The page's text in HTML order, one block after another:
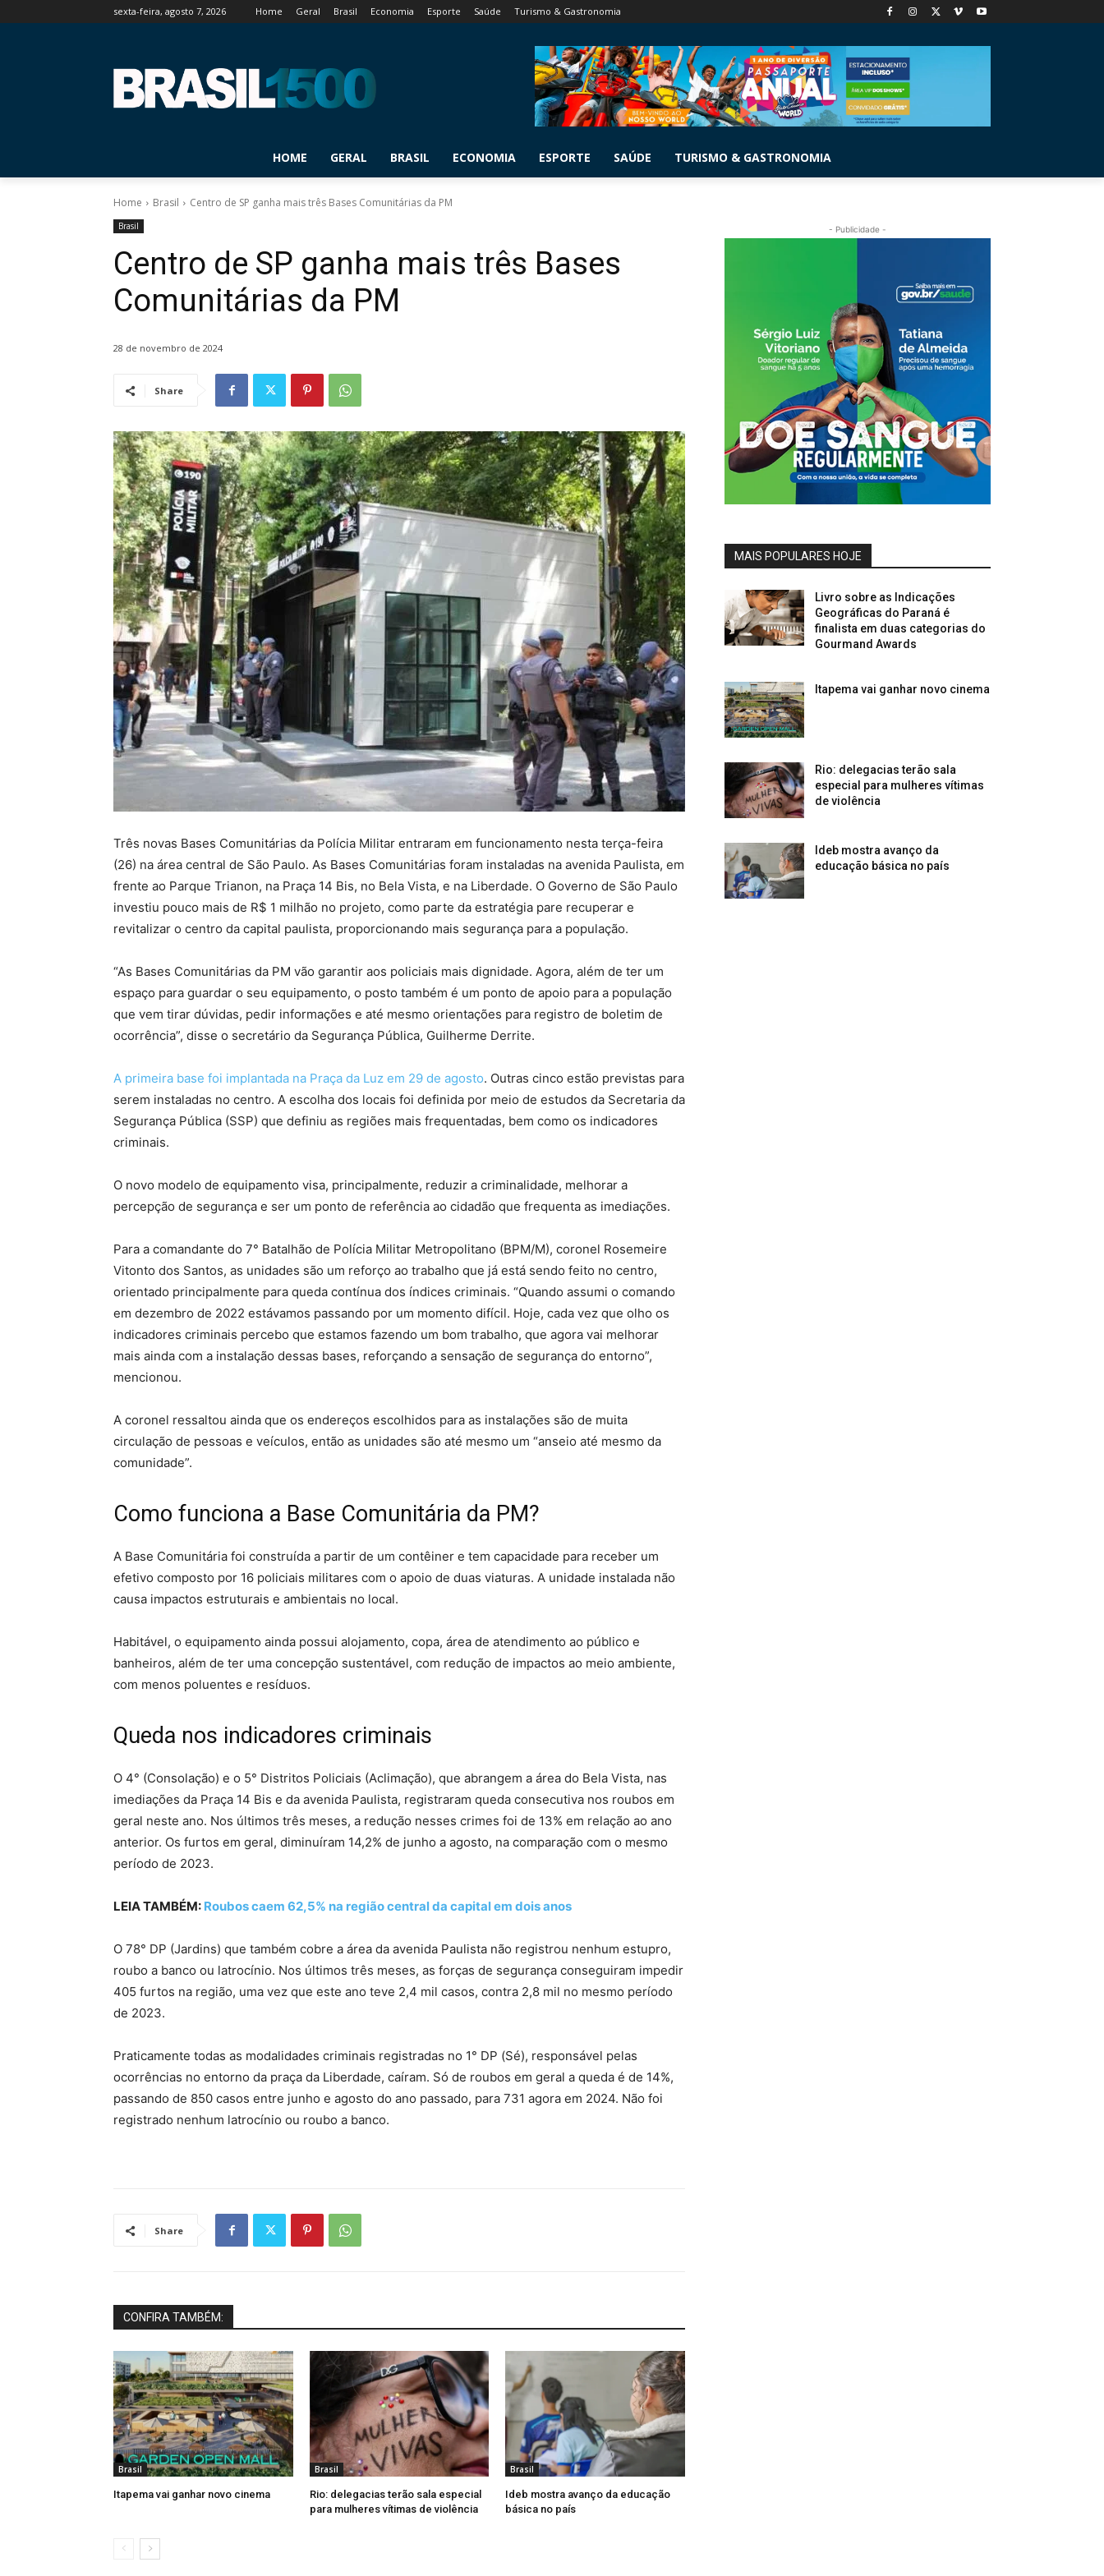
sexta-feira, agosto 7, 2026 Home Geral Brasil Economia Esporte Saúde Turismo & Gastronomia
HOME GERAL BRASIL ECONOMIA ESPORTE SAÚDE TURISMO & GASTRONOMIA
Home Brasil Centro de SP ganha mais três Bases Comunitárias da PM
Brasil
Centro de SP ganha mais três Bases
Comunitárias da PM
28 de novembro de 2024
Share
Três novas Bases Comunitárias da Polícia Militar entraram em funcionamento nesta terça-feira
(26) na área central de São Paulo. As Bases Comunitárias foram instaladas na avenida Paulista, em
frente ao Parque Trianon, na Praça 14 Bis, no Bela Vista, e na Liberdade. O Governo de São Paulo
investiu pouco mais de R$ 1 milhão no projeto, como parte da estratégia pare recuperar e
revitalizar o centro da capital paulista, proporcionando mais segurança para a população.
“As Bases Comunitárias da PM vão garantir aos policiais mais dignidade. Agora, além de ter um
espaço para guardar o seu equipamento, o posto também é um ponto de apoio para a população
que vem tirar dúvidas, pedir informações e até mesmo orientações para registro de boletim de
ocorrência”, disse o secretário da Segurança Pública, Guilherme Derrite.
A primeira base foi implantada na Praça da Luz em 29 de agosto. Outras cinco estão previstas para
serem instaladas no centro. A escolha dos locais foi definida por meio de estudos da Secretaria da
Segurança Pública (SSP) que definiu as regiões mais frequentadas, bem como os indicadores
criminais.
O novo modelo de equipamento visa, principalmente, reduzir a criminalidade, melhorar a
percepção de segurança e ser um ponto de referência ao cidadão que frequenta as imediações.
Para a comandante do 7° Batalhão de Polícia Militar Metropolitano (BPM/M), coronel Rosemeire
Vitonto dos Santos, as unidades são um reforço ao trabalho que já está sendo feito no centro,
orientado principalmente para queda contínua dos índices criminais. “Quando assumi o comando
em dezembro de 2022 estávamos passando por um momento difícil. Hoje, cada vez que olho os
indicadores criminais percebo que estamos fazendo um bom trabalho, que agora vai melhorar
mais ainda com a instalação dessas bases, reforçando a sensação de segurança do entorno”,
mencionou.
A coronel ressaltou ainda que os endereços escolhidos para as instalações são de muita
circulação de pessoas e veículos, então as unidades são até mesmo um “anseio até mesmo da
comunidade”.
Como funciona a Base Comunitária da PM?
A Base Comunitária foi construída a partir de um contêiner e tem capacidade para receber um
efetivo composto por 16 policiais militares com o apoio de duas viaturas. A unidade instalada não
causa impactos estruturais e ambientais no local.
Habitável, o equipamento ainda possui alojamento, copa, área de atendimento ao público e
banheiros, além de ter uma concepção sustentável, com redução de impactos ao meio ambiente,
com menos poluentes e resíduos.
Queda nos indicadores criminais
O 4° (Consolação) e o 5° Distritos Policiais (Aclimação), que abrangem a área do Bela Vista, nas
imediações da Praça 14 Bis e da avenida Paulista, registraram queda consecutiva nos roubos em
geral neste ano. Nos últimos três meses, a redução nesses crimes foi de 13% em relação ao ano
anterior. Os furtos em geral, diminuíram 14,2% de junho a agosto, na comparação com o mesmo
período de 2023.
LEIA TAMBÉM: Roubos caem 62,5% na região central da capital em dois anos
O 78° DP (Jardins) que também cobre a área da avenida Paulista não registrou nenhum estupro,
roubo a banco ou latrocínio. Nos últimos três meses, as forças de segurança conseguiram impedir
405 furtos na região, uma vez que este ano teve 2,4 mil casos, contra 2,8 mil no mesmo período
de 2023.
Praticamente todas as modalidades criminais registradas no 1° DP (Sé), responsável pelas
ocorrências no entorno da praça da Liberdade, caíram. Só de roubos em geral a queda é de 14%,
passando de 850 casos entre junho e agosto do ano passado, para 731 agora em 2024. Não foi
registrado nenhum latrocínio ou roubo a banco.
Share
CONFIRA TAMBÉM:
Brasil
Itapema vai ganhar novo cinema
Brasil
Rio: delegacias terão sala especial
para mulheres vítimas de violência
Brasil
Ideb mostra avanço da educação
básica no país
- Publicidade -
MAIS POPULARES HOJE
Livro sobre as Indicações
Geográficas do Paraná é
finalista em duas categorias do
Gourmand Awards
Itapema vai ganhar novo cinema
Rio: delegacias terão sala
especial para mulheres vítimas
de violência
Ideb mostra avanço da
educação básica no país